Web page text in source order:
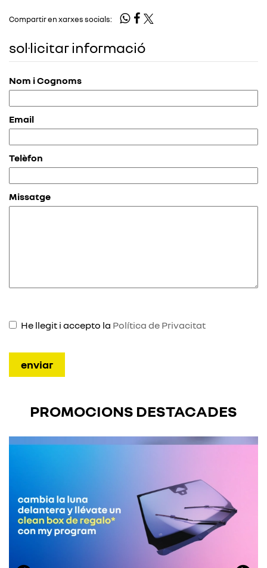
Compartir en xarxes socials:
sol·licitar informació
Nom i Cognoms
Email
Telèfon
Missatge
He llegit i accepto la Política de Privacitat
PROMOCIONS DESTACADES